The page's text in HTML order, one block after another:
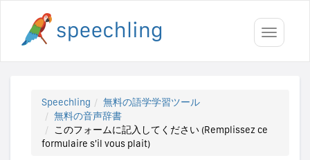
Toggle
Speechling
無料の語学学習ツール
無料の音声辞書
このフォームに記入してください (Remplissez ce
formulaire s'il vous plait)